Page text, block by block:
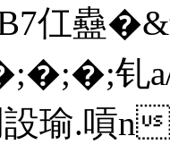
仜
钆a/幬
瑜.嗊n